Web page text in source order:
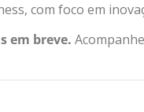
com foco em
em breve.